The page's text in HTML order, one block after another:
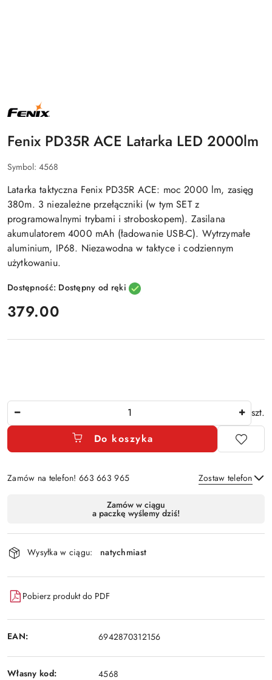
NAZWA
PRODUCENTA:
Fenix PD35R ACE Latarka LED 2000lm
Symbol: 4568
Latarka taktyczna Fenix PD35R ACE: moc 2000 lm, zasięg
380m. 3 niezależne przełączniki (w tym SET z
programowalnymi trybami i stroboskopem). Zasilana
akumulatorem 4000 mAh (ładowanie USB-C). Wytrzymałe
aluminium, IP68. Niezawodna w taktyce i codziennym
użytkowaniu.
Dostępność: Dostępny od ręki
cena:
379.00
szt.
Do koszyka
Zamów na telefon! 663 663 965 Zostaw telefon
Wyślij
dostawa
Zamów w ciągu
a paczkę wyślemy dziś!
Wysyłka w ciągu: natychmiast
Pobierz produkt do PDF
EAN: 6942870312156
Własny kod: 4568